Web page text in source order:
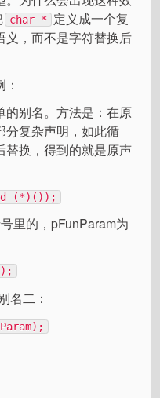
char * 定义成一个复
义，而不是字符替换后
的别名。方法是：在原
分复杂声明，如此循
替换，得到的就是原声
(*)());
里的，pFunParam为
名二：